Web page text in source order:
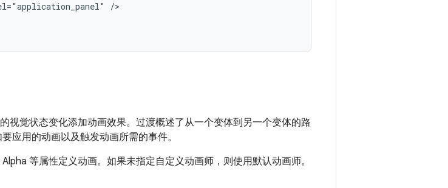
视觉状态变化添加动画效果。过渡概述了从一个变体到另一个变体的路
应用的动画以及触发动画所需的事件。
等属性定义动画。如果未指定自定义动画师，则使用默认动画师。